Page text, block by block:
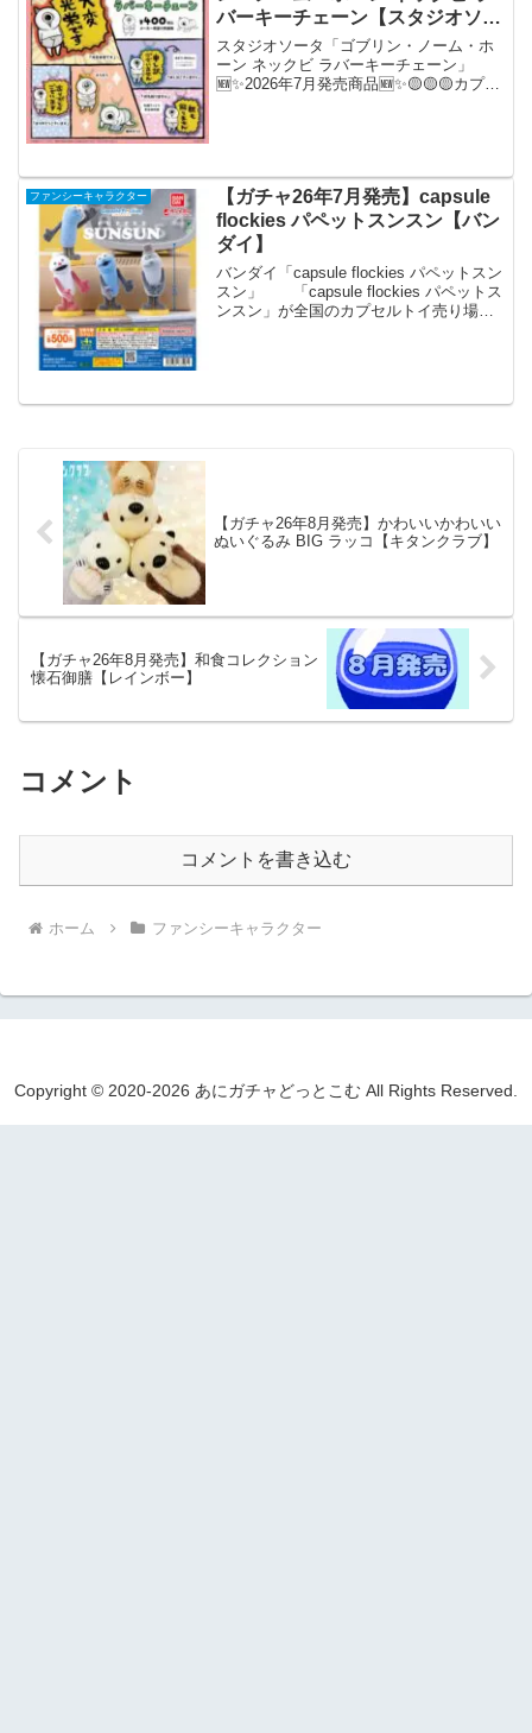
バーキーチェーン【スタジオソー
タ】
スタジオソータ「ゴブリン・ノーム・ホ
ーン ネックビ ラバーキーチェーン」
🆕✨2026年7月発売商品🆕✨🟡🟡🟡カプセ
ファンシーキャラクター
【ガチャ26年7月発売】capsule
flockies パペットスンスン【バン
ダイ】
バンダイ「capsule flockies パペットスン
スン」 「capsule flockies パペットス
ンスン」が全国のカプセルトイ売り場か
【ガチャ26年8月発売】かわいいかわいい
ぬいぐるみ BIG ラッコ【キタンクラブ】
【ガチャ26年8月発売】和食コレクション
懐石御膳【レインボー】
コメント
コメントを書き込む
ホーム ファンシーキャラクター
Copyright © 2020-2026 あにガチャどっとこむ All Rights Reserved.